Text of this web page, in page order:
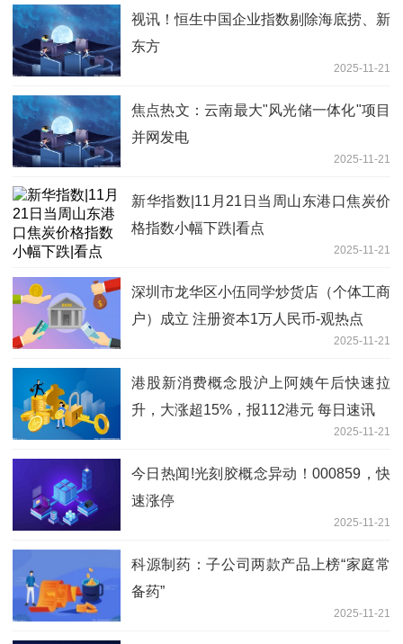
视讯！恒生中国企业指数剔除海底捞、新
东方
2025-11-21
焦点热文：云南最大"风光储一体化"项目
并网发电
2025-11-21
新华指数|11月21日当周山东港口焦炭价
格指数小幅下跌|看点
2025-11-21
深圳市龙华区小伍同学炒货店（个体工商
户）成立 注册资本1万人民币-观热点
2025-11-21
港股新消费概念股沪上阿姨午后快速拉
升，大涨超15%，报112港元 每日速讯
2025-11-21
今日热闻!光刻胶概念异动！000859，快
速涨停
2025-11-21
科源制药：子公司两款产品上榜“家庭常
备药”
2025-11-21